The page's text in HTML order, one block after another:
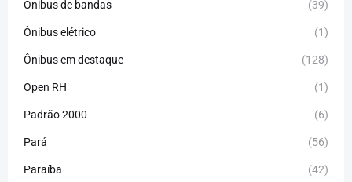
Ônibus de bandas (39)
Ônibus elétrico (1)
Ônibus em destaque (128)
Open RH (1)
Padrão 2000 (6)
Pará (56)
Paraíba (42)